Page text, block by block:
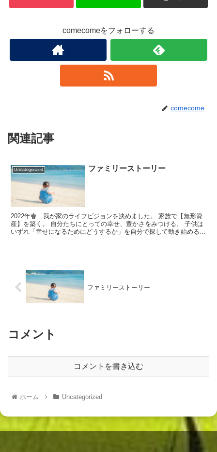
comecomeをフォローする
comecome
関連記事
Uncategorized ファミリーストーリー
2022年春 我が家のライフビジョンを決めました。 家族で【無形資
産】を築く。 自分たちにとっての幸せ、豊かさをみつける。 子供は
いずれ「幸せになるためにどうするか」を自分で探して動き始めるよ
ファミリーストーリー
コメント
コメントを書き込む
ホーム Uncategorized